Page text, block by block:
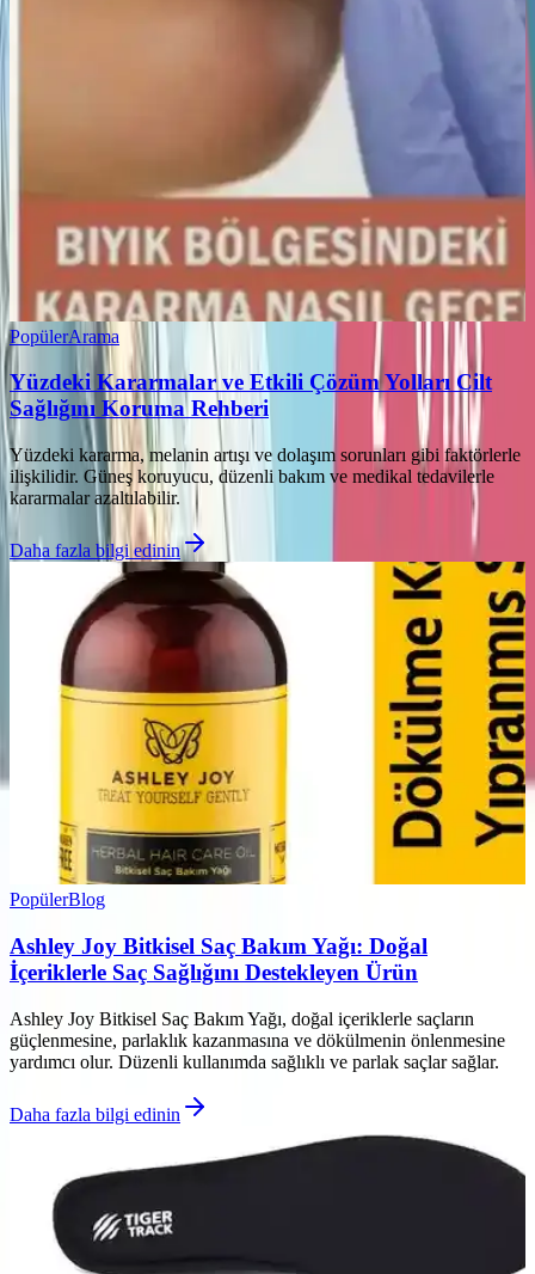
PopülerArama
Yüzdeki Kararmalar ve Etkili Çözüm Yolları Cilt
Sağlığını Koruma Rehberi
Yüzdeki kararma, melanin artışı ve dolaşım sorunları gibi faktörlerle
ilişkilidir. Güneş koruyucu, düzenli bakım ve medikal tedavilerle
kararmalar azaltılabilir.
Daha fazla bilgi edinin
PopülerBlog
Ashley Joy Bitkisel Saç Bakım Yağı: Doğal
İçeriklerle Saç Sağlığını Destekleyen Ürün
Ashley Joy Bitkisel Saç Bakım Yağı, doğal içeriklerle saçların
güçlenmesine, parlaklık kazanmasına ve dökülmenin önlenmesine
yardımcı olur. Düzenli kullanımda sağlıklı ve parlak saçlar sağlar.
Daha fazla bilgi edinin